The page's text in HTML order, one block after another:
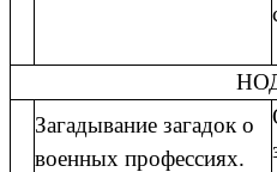
Загадывание загадок о
военных профессиях.